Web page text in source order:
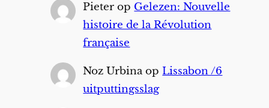
Pieter op Gelezen: Nouvelle
histoire de la Révolution
française
Noz UrbinaopLissabon /6
uitputtingsslag